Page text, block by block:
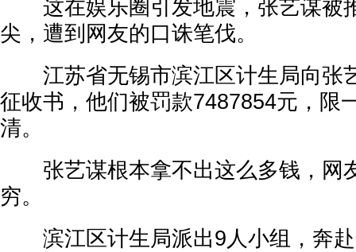
这在娱乐圈引发地震，张艺谋被
尖，遭到网友的口诛笔伐。
江苏省无锡市滨江区计生局向张
征收书，他们被罚款7487854元，限
清。
张艺谋根本拿不出这么多钱，网
穷。
滨江区计生局派出9人小组，奔赴